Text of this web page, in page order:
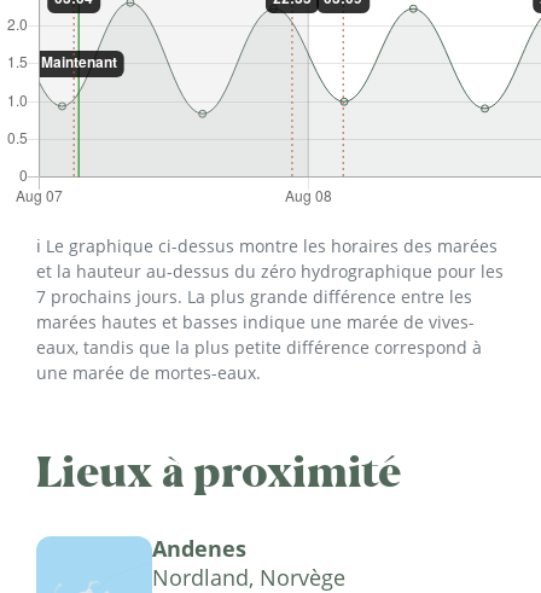
ℹ️ Le graphique ci-dessus montre les horaires des marées
et la hauteur au-dessus du zéro hydrographique pour les
7 prochains jours. La plus grande différence entre les
marées hautes et basses indique une marée de vives-
eaux, tandis que la plus petite différence correspond à
une marée de mortes-eaux.
Lieux à proximité
Andenes
Nordland, Norvège